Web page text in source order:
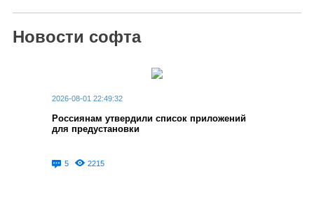
Новости софта
2026-08-01 22:49:32
Россиянам утвердили список приложений
для предустановки
5 2215